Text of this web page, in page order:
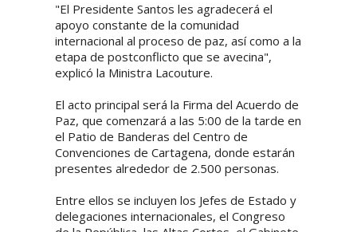
"El Presidente Santos les agradecerá el
apoyo constante de la comunidad
internacional al proceso de paz, así como a la
etapa de postconflicto que se avecina",
explicó la Ministra Lacouture.
El acto principal será la Firma del Acuerdo de
Paz, que comenzará a las 5:00 de la tarde en
el Patio de Banderas del Centro de
Convenciones de Cartagena, donde estarán
presentes alrededor de 2.500 personas.
Entre ellos se incluyen los Jefes de Estado y
delegaciones internacionales, el Congreso